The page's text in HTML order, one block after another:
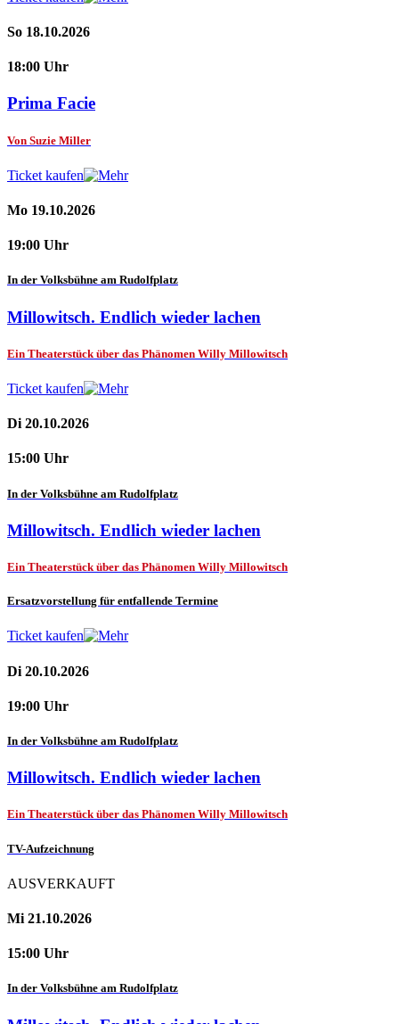
So 18.10.2026
18:00 Uhr
Prima Facie
Von Suzie Miller
Ticket kaufen
Mo 19.10.2026
19:00 Uhr
In der Volksbühne am Rudolfplatz
Millowitsch. Endlich wieder lachen
Ein Theaterstück über das Phänomen Willy Millowitsch
Ticket kaufen
Di 20.10.2026
15:00 Uhr
In der Volksbühne am Rudolfplatz
Millowitsch. Endlich wieder lachen
Ein Theaterstück über das Phänomen Willy Millowitsch
Ersatzvorstellung für entfallende Termine
Ticket kaufen
Di 20.10.2026
19:00 Uhr
In der Volksbühne am Rudolfplatz
Millowitsch. Endlich wieder lachen
Ein Theaterstück über das Phänomen Willy Millowitsch
TV-Aufzeichnung
AUSVERKAUFT
Mi 21.10.2026
15:00 Uhr
In der Volksbühne am Rudolfplatz